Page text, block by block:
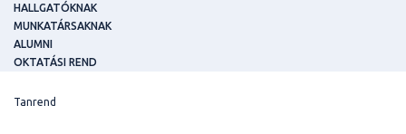
HALLGATÓKNAK
MUNKATÁRSAKNAK
ALUMNI
OKTATÁSI REND
Tanrend